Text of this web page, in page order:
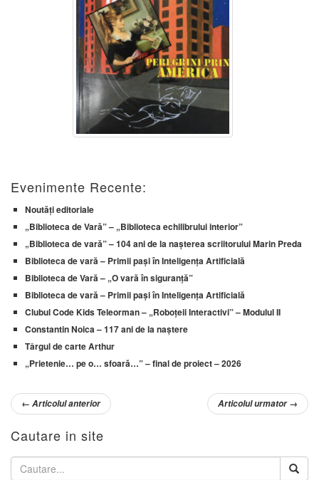
Evenimente Recente:
Noutăți editoriale
„Biblioteca de Vară” – „Biblioteca echilibrului interior”
„Biblioteca de vară” – 104 ani de la nașterea scriitorului Marin Preda
Biblioteca de vară – Primii pași în Inteligența Artificială
Biblioteca de Vară – „O vară în siguranță”
Biblioteca de vară – Primii pași în Inteligența Artificială
Clubul Code Kids Teleorman – „Roboțeii Interactivi” – Modulul II
Constantin Noica – 117 ani de la naștere
Târgul de carte Arthur
„Prietenie… pe o… sfoară…” – final de proiect – 2026
← Articolul anterior Articolul urmator→
Cautare in site